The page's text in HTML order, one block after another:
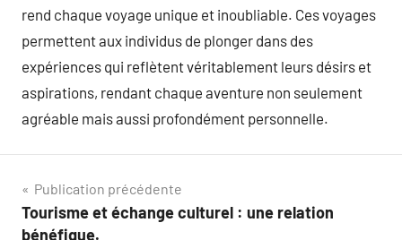
rend chaque voyage unique et inoubliable. Ces voyages
permettent aux individus de plonger dans des
expériences qui reflètent véritablement leurs désirs et
aspirations, rendant chaque aventure non seulement
agréable mais aussi profondément personnelle.
Navigation
de
Publication précédente
Tourisme et échange culturel : une relation
bénéfique.